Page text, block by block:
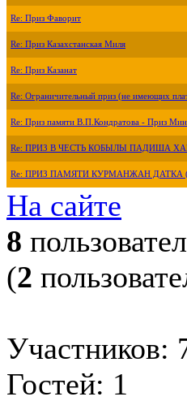
Re: Приз Фаворит
Re: Приз Казахстанская Миля
Re: Приз Казанат
Re: Ограничительный приз (не имеющих
Re: Приз памяти В.П.Кондратова - Приз
Re: ПРИЗ В ЧЕСТЬ КОБЫЛЫ ПАДИША
Re: ПРИЗ ПАМЯТИ КУРМАНЖАН ДАТКА
На сайте
8
(2
Участников:
Гостей: 1